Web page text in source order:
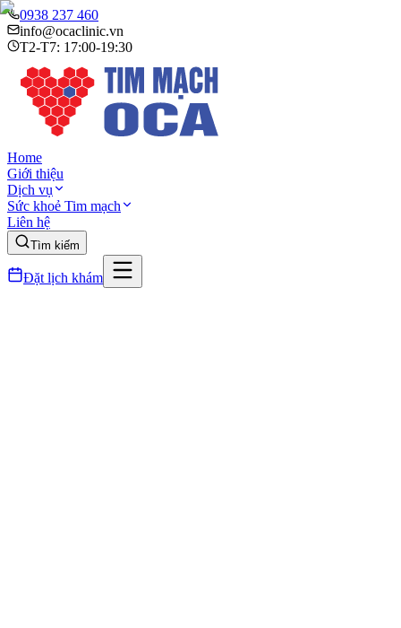
0938 237 460
info@ocaclinic.vn
T2-T7: 17:00-19:30
Home
Giới thiệu
Dịch vụ
Sức khoẻ Tim mạch
Liên hệ
Tìm kiếm
Đặt lịch khám